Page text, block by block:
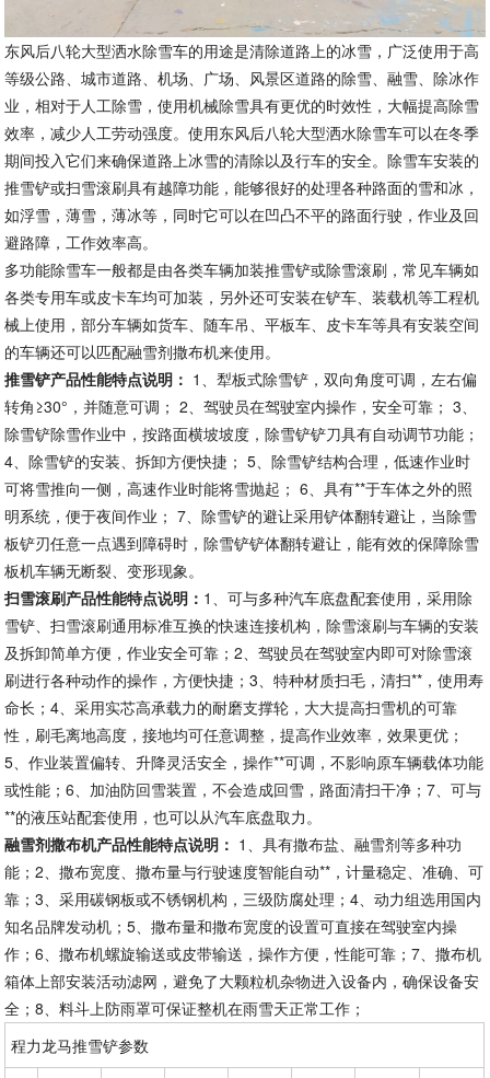
东风后八轮大型洒水除雪车的用途是清除道路上的冰雪，广泛使用于高
等级公路、城市道路、机场、广场、风景区道路的除雪、融雪、除冰作
业，相对于人工除雪，使用机械除雪具有更优的时效性，大幅提高除雪
效率，减少人工劳动强度。使用东风后八轮大型洒水除雪车可以在冬季
期间投入它们来确保道路上冰雪的清除以及行车的安全。除雪车安装的
推雪铲或扫雪滚刷具有越障功能，能够很好的处理各种路面的雪和冰，
如浮雪，薄雪，薄冰等，同时它可以在凹凸不平的路面行驶，作业及回
避路障，工作效率高。
多功能除雪车一般都是由各类车辆加装推雪铲或除雪滚刷，常见车辆如
各类专用车或皮卡车均可加装，另外还可安装在铲车、装载机等工程机
械上使用，部分车辆如货车、随车吊、平板车、皮卡车等具有安装空间
的车辆还可以匹配融雪剂撒布机来使用。
推雪铲产品性能特点说明： 1、犁板式除雪铲，双向角度可调，左右偏
转角≥30°，并随意可调； 2、驾驶员在驾驶室内操作，安全可靠； 3、
除雪铲除雪作业中，按路面横坡坡度，除雪铲铲刀具有自动调节功能；
4、除雪铲的安装、拆卸方便快捷； 5、除雪铲结构合理，低速作业时
可将雪推向一侧，高速作业时能将雪抛起； 6、具有**于车体之外的照
明系统，便于夜间作业； 7、除雪铲的避让采用铲体翻转避让，当除雪
板铲刃任意一点遇到障碍时，除雪铲铲体翻转避让，能有效的保障除雪
板机车辆无断裂、变形现象。
扫雪滚刷产品性能特点说明： 1、可与多种汽车底盘配套使用，采用除
雪铲、扫雪滚刷通用标准互换的快速连接机构，除雪滚刷与车辆的安装
及拆卸简单方便，作业安全可靠；2、驾驶员在驾驶室内即可对除雪滚
刷进行各种动作的操作，方便快捷；3、特种材质扫毛，清扫**，使用寿
命长；4、采用实芯高承载力的耐磨支撑轮，大大提高扫雪机的可靠
性，刷毛离地高度，接地均可任意调整，提高作业效率，效果更优；
5、作业装置偏转、升降灵活安全，操作**可调，不影响原车辆载体功能
或性能；6、加油防回雪装置，不会造成回雪，路面清扫干净；7、可与
**的液压站配套使用，也可以从汽车底盘取力。
融雪剂撒布机产品性能特点说明： 1、具有撒布盐、融雪剂等多种功
能；2、撒布宽度、撒布量与行驶速度智能自动**，计量稳定、准确、可
靠；3、采用碳钢板或不锈钢机构，三级防腐处理；4、动力组选用国内
知名品牌发动机；5、撒布量和撒布宽度的设置可直接在驾驶室内操
作；6、撒布机螺旋输送或皮带输送，操作方便，性能可靠；7、撒布机
箱体上部安装活动滤网，避免了大颗粒机杂物进入设备内，确保设备安
全；8、料斗上防雨罩可保证整机在雨雪天正常工作；
程力龙马推雪铲参数